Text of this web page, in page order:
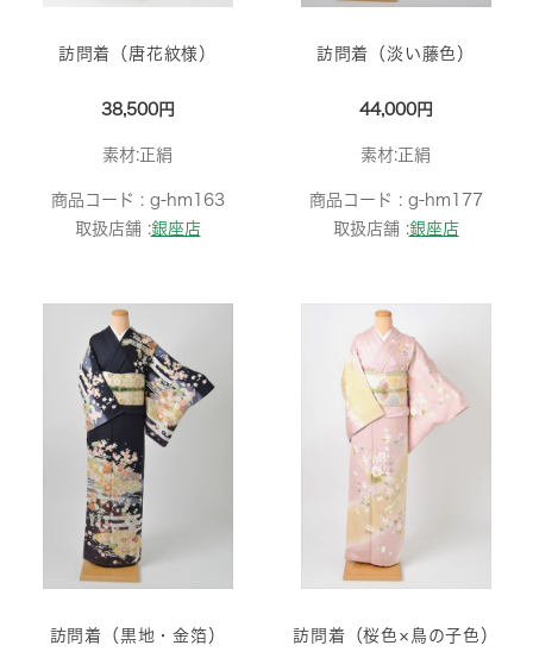
訪問着（唐花紋様）
38,500円
素材:正絹
商品コード : g-hm163
取扱店舗 :銀座店
訪問着（淡い藤色）
44,000円
素材:正絹
商品コード : g-hm177
取扱店舗 :銀座店
訪問着（黒地・金箔） 訪問着（桜色×鳥の子色）